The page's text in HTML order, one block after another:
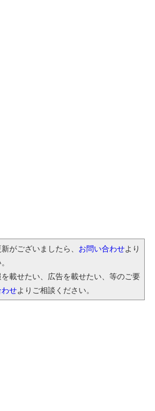
がございましたら、 お問い合わせより
載せたい、広告を載せたい、等のご要
わせよりご相談ください。